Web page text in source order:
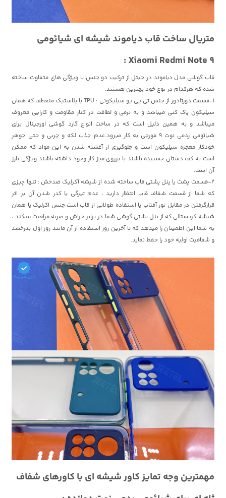
متریال ساخت قاب دیاموند شیشه ای شیائومی
Xiaomi Redmi Note 9 :
قاب گوشی مدل دیاموند در جیتل از ترکیب دو جنس با ویژگی های متفاوت ساخته
شده که هرکدام در نوع خود بهترین هستند.
1-قسمت دورتادور از جنس تی پی یو سیلیکونی : TPU یا پلاستیک منعطف که همان
سیلیکون پاک کنی میباشد و به نرمی و لطافت در کنار مقاومت و کارایی معروف
میباشد و به همین دلیل است که در ساخت انواع گارد گوشی اورجینال برای
شیائومی ردمی نوت 9 فورجی به کار میرود.عدم جذب لکه و چربی و حتی جوهر
خودکار معجزه سیلیکون است و جلوگیری از آغشته شدن به این مواد که ممکن
است به کف دستان چسبیده باشند یا برروی میز کار وجود داشته باشند ویژگی بارز
آن است.
2-قسمت پشت یا پنل پشتی قاب ساخته شده از شیشه آکرلیک ضدخش : تنها چیزی
که شما از قسمت شفاف قاب انتظار دارید ، عدم تیرگی یا کدر شدن آن بر اثر
قرارگرفتن در مقابل نور آفتاب یا استفاده طولانی از قاب است.جنس اکرلیک یا همان
شیشه کریستالی که از پنل پشتی گوشی شما در برابر خراش و ضربه مراقبت میکند ،
به شما این اطمینان را میدهد که تا آخرین روز استفاده از آن مانند روز اول بدرخشد
و شفافیت اولیه خود را حفظ نماید.
مهمترین وجه تمایز کاور شیشه ای با کاورهای شفاف